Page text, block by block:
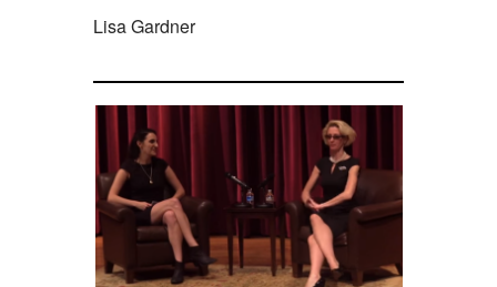
Lisa Gardner